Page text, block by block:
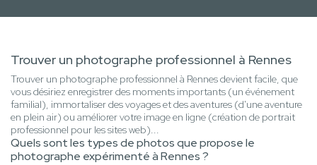
Trouver un photographe professionnel à Rennes
Trouver un photographe professionnel à Rennes devient facile, que
vous désiriez enregistrer des moments importants (un événement
familial), immortaliser des voyages et des aventures (d'une aventure
en plein air) ou améliorer votre image en ligne (création de portrait
professionnel pour les sites web)...
Quels sont les types de photos que propose le
photographe expérimenté à Rennes ?